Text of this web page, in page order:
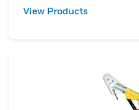
View Products